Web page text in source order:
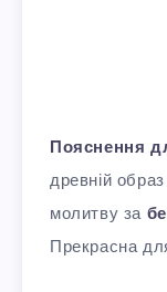
Пояснення
древній
молитву за
Прекрасна